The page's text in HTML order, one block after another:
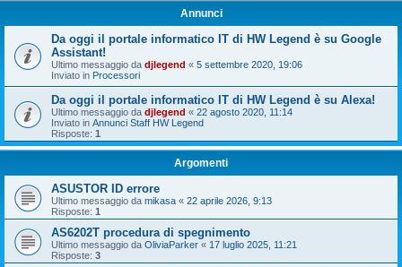
Annunci
Da oggi il portale informatico IT di HW Legend è su Google
Assistant!
Ultimo messaggio da djlegend « 5 settembre 2020, 19:06
Inviato in Processori
Da oggi il portale informatico IT di HW Legend è su Alexa!
Ultimo messaggio da djlegend « 22 agosto 2020, 11:14
Inviato in Annunci Staff HW Legend
Risposte: 1
Argomenti
ASUSTOR ID errore
Ultimo messaggio da mikasa « 22 aprile 2026, 9:13
Risposte: 1
AS6202T procedura di spegnimento
Ultimo messaggio da OliviaParker « 17 luglio 2025, 11:21
Risposte: 3